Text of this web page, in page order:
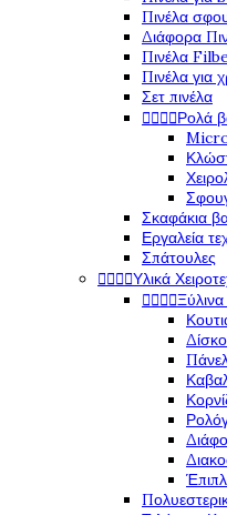
Πινέλα
Διάφορα
Πινέλα
Πινέλα για
Σετ πινέλα
Ρολά
Σκαφάκια
Εργαλεία
Σπάτουλες
Υλικά
Ξύλινα